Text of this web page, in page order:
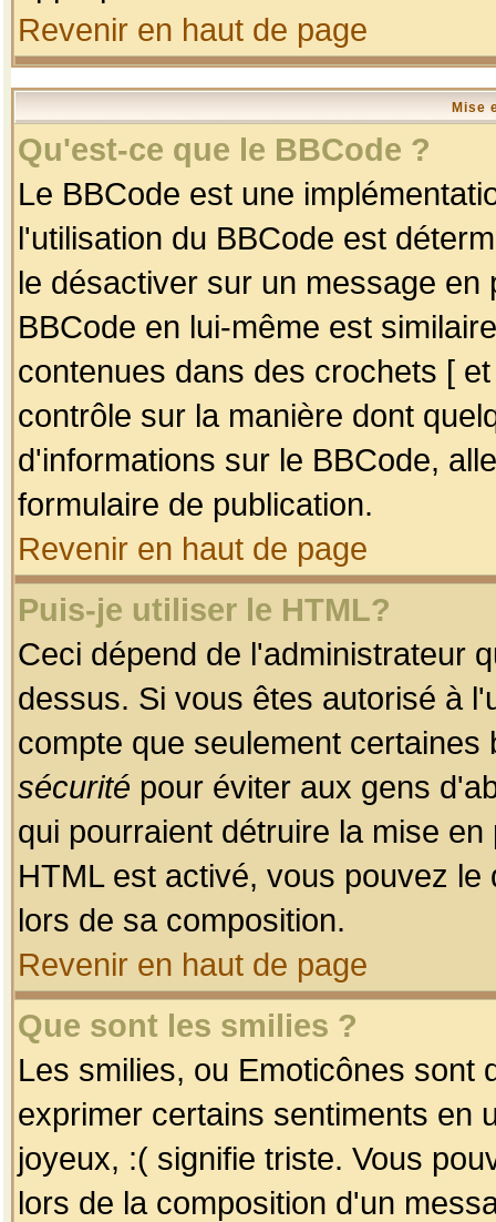
Revenir en haut de page
Mise
Qu'est-ce que le BBCode ?
Le BBCode est une
l'utilisation du BBCode est
le désactiver sur un message
BBCode en lui-même est
contenues dans des crochets [
contrôle sur la manière dont
d'informations sur le BBCode,
formulaire de publication.
Revenir en haut de page
Puis-je utiliser le HTML?
Ceci dépend de l'administrateur
dessus. Si vous êtes autorisé à
compte que seulement
sécurité pour éviter aux gens
qui pourraient détruire la mise
HTML est activé, vous pouvez
lors de sa composition.
Revenir en haut de page
Que sont les smilies ?
Les smilies, ou Emoticônes sont
exprimer certains sentiments en
joyeux, :( signifie triste. Vous
lors de la composition d'un